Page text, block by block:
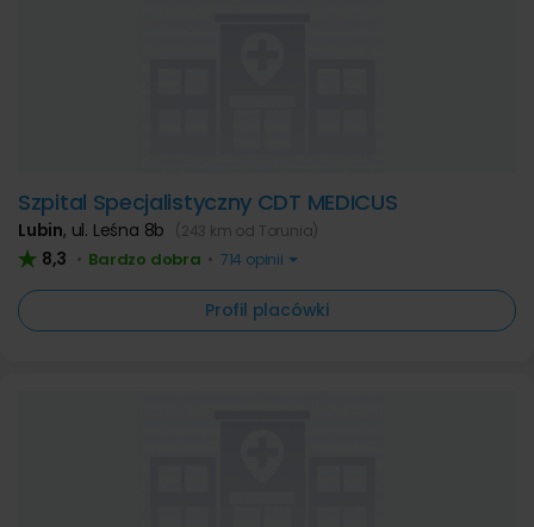
Szpital Specjalistyczny CDT MEDICUS
Lubin, ul. Leśna 8b (243 km od Torunia)
8,3 • Bardzo dobra • 714 opinii
Profil placówki